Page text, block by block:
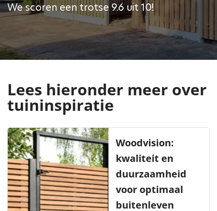
We scoren een trotse 9.6 uit 10!
Lees hieronder meer over
tuininspiratie
Woodvision:
kwaliteit en
duurzaamheid
voor optimaal
buitenleven